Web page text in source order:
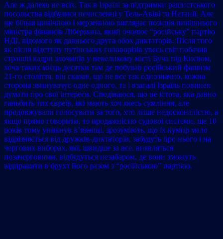
Але ж далеко не всіх. Так в Ізраїлі за підтримки рашистського
посольства відбулися нечисленні у Тель-Авіві та Нетанії. Але
ще більш цинічною і мерзенною виглядає позиція нинішнього
міністра фінансів Лібермана, який очолює “російську” партію
НДІ, відомого як давнього друга обох диктаторів. Після того
як після відступу путінських головорізів увесь світ побачив
страшні кадри злочинів у невеликому місті Буча під Києвом,
хоча таких місць десятки там де побував російський фашизм
21-го століття, він сказав, що не все так однозначно, кожна
сторона звинувачує одне одного, та i взагалі Ізраїль повинен
думати про свої інтереси. Сподіваюся, що це істота, яка давно
ганьбить тих євреїв, які мають хоч якесь сумління, але
продовжували голосувати за того, хто лише недосконалістю, а
якщо прямо говорити, то продажністю судової системи, ще 10
років тому уникнув в’язниці, зрозуміють, що їх кумир мало
відрізняється від дружків-диктаторів, забудуть про нього і на
чергових виборах, які, швидше за все, виявляться
позачерговими, відбудуться незабаром, де вони зможуть
відправити в брухт його разом з “російською” партією.